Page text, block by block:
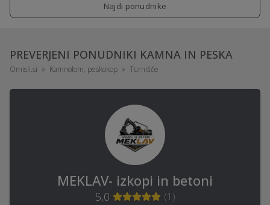
Najdi ponudnike
PREVERJENI PONUDNIKI KAMNA IN PESKA
Omisli.si Kamnolom, peskokop Turnišče
MEKLAV- izkopi in betoni
5,0 (1 )